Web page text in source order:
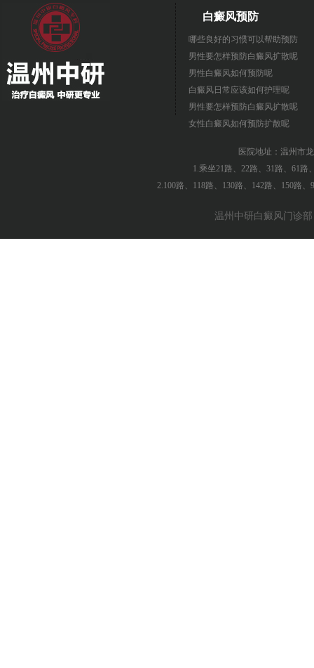
白癜风预防
哪些良好的习惯可以帮助预防
男性要怎样预防白癜风扩散呢
男性白癜风如何预防呢
白癜风日常应该如何护理呢
男性要怎样预防白癜风扩散呢
女性白癜风如何预防扩散呢
医院地址：温州市
1.乘坐21路、22路、31路、61路
2.100路、118路、130路、142路、150路
温州中研白癜风门诊